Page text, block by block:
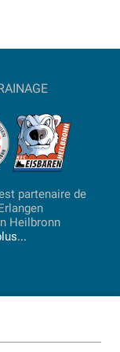
partenaire de
Heilbronn